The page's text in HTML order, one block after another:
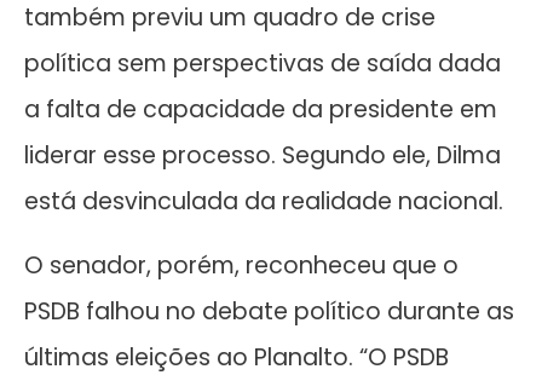
também previu um quadro de crise
política sem perspectivas de saída dada
a falta de capacidade da presidente em
liderar esse processo. Segundo ele, Dilma
está desvinculada da realidade nacional.
O senador, porém, reconheceu que o
PSDB falhou no debate político durante as
últimas eleições ao Planalto. “O PSDB